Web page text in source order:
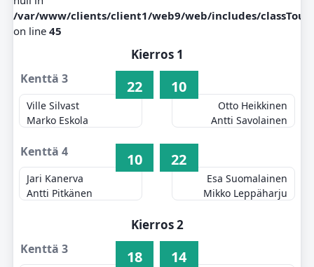
/var/www/clients/client1/web9/web/includes/
on line 45
Kierros 1
Kenttä 3
Ville Silvast
Marko Eskola
22 10
Otto Heikkinen
Antti Savolainen
Kenttä 4
Jari Kanerva
Antti Pitkänen
10 22
Esa Suomalainen
Mikko Leppäharju
Kierros 2
Kenttä 3 18 14